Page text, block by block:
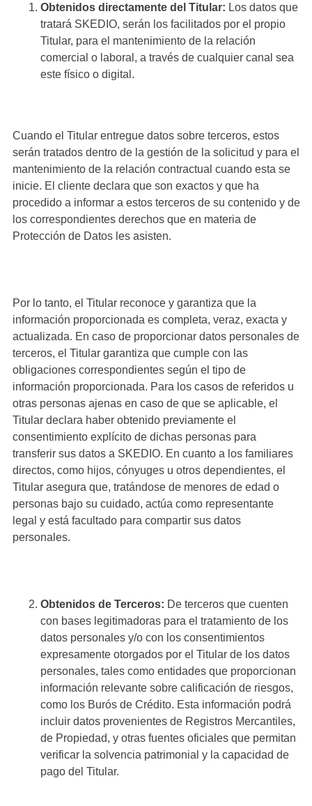
Obtenidos directamente del Titular: Los datos que
tratará SKEDIO, serán los facilitados por el propio
Titular, para el mantenimiento de la relación
comercial o laboral, a través de cualquier canal sea
este físico o digital.
Cuando el Titular entregue datos sobre terceros, estos
serán tratados dentro de la gestión de la solicitud y para el
mantenimiento de la relación contractual cuando esta se
inicie. El cliente declara que son exactos y que ha
procedido a informar a estos terceros de su contenido y de
los correspondientes derechos que en materia de
Protección de Datos les asisten.
Por lo tanto, el Titular reconoce y garantiza que la
información proporcionada es completa, veraz, exacta y
actualizada. En caso de proporcionar datos personales de
terceros, el Titular garantiza que cumple con las
obligaciones correspondientes según el tipo de
información proporcionada. Para los casos de referidos u
otras personas ajenas en caso de que se aplicable, el
Titular declara haber obtenido previamente el
consentimiento explícito de dichas personas para
transferir sus datos a SKEDIO. En cuanto a los familiares
directos, como hijos, cónyuges u otros dependientes, el
Titular asegura que, tratándose de menores de edad o
personas bajo su cuidado, actúa como representante
legal y está facultado para compartir sus datos
personales.
Obtenidos de Terceros: De terceros que cuenten
con bases legitimadoras para el tratamiento de los
datos personales y/o con los consentimientos
expresamente otorgados por el Titular de los datos
personales, tales como entidades que proporcionan
información relevante sobre calificación de riesgos,
como los Burós de Crédito. Esta información podrá
incluir datos provenientes de Registros Mercantiles,
de Propiedad, y otras fuentes oficiales que permitan
verificar la solvencia patrimonial y la capacidad de
pago del Titular.